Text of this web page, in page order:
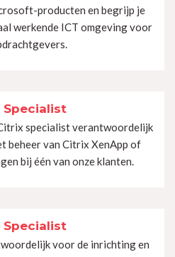
producten en begrijp je
werkende ICT omgeving voor
Specialist
specialist verantwoordelijk
beheer van Citrix XenApp of
bij één van onze klanten.
Specialist
voor de inrichting en